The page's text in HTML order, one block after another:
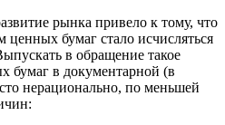
рынка привело к тому, что
бумаг стало исчисляться
в обращение такое
бумаг в документарной (в
нерационально, по меньшей